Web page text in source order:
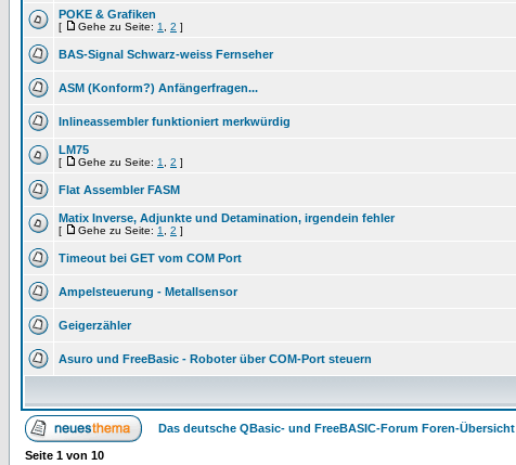
POKE & Grafiken
[ Gehe zu Seite: 1 2 ]
BAS-Signal Schwarz-weiss Fernseher
ASM (Konform?) Anfängerfragen...
Inlineassembler funktioniert merkwürdig
LM75
[ Gehe zu Seite: 1 2 ]
Flat Assembler FASM
Matix Inverse, Adjunkte und Detamination, irgendein fehler
[ Gehe zu Seite: 1 2 ]
Timeout bei GET vom COM Port
Ampelsteuerung - Metallsensor
Geigerzähler
Asuro und FreeBasic - Roboter über COM-Port steuern
Das deutsche QBasic- und FreeBASIC-Forum Foren-Übersicht
Seite 1 von 10